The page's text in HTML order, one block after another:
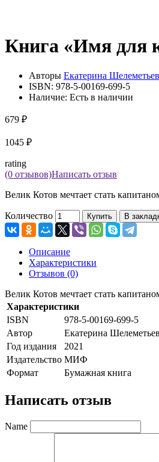
Книга «Имя для
Авторы Екатерина
ISBN: 978-5-00169-699-5
Наличие: Есть в наличии
679 ₽
1045 ₽
rating
(0 отзывов)Написать отзыв
Велик Котов мечтает стать
Количество Купить В
Описание
Характеристики
Отзывов (0)
Велик Котов мечтает стать
Характеристики
ISBN
978-5-00169-699-5
Автор
Екатерина
Год издания
2021
Издательство МИФ
Формат
Бумажная книга
Написать отзыв
Name